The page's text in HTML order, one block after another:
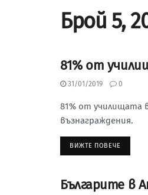
Брой 5,
БРОЙ 5, 2019
81% от
31/01/2019 0
81% от училищата
възнаграждения.
ВИЖТЕ ПОВЕЧЕ
БРОЙ 5, 2019
Българите в